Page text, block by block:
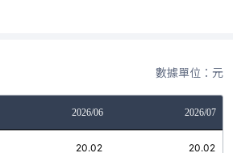
數據單位：元
2026/06 2026/07
20.02 20.02